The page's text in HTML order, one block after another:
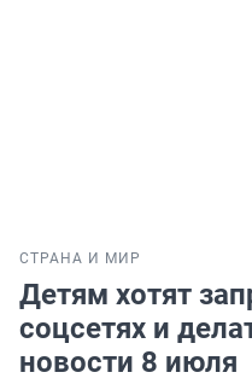
СТРАНА И МИР
Детям хотят
соцсетях и
новости 8 июля